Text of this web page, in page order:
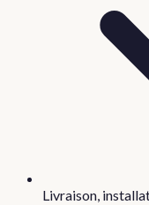
Livraison,